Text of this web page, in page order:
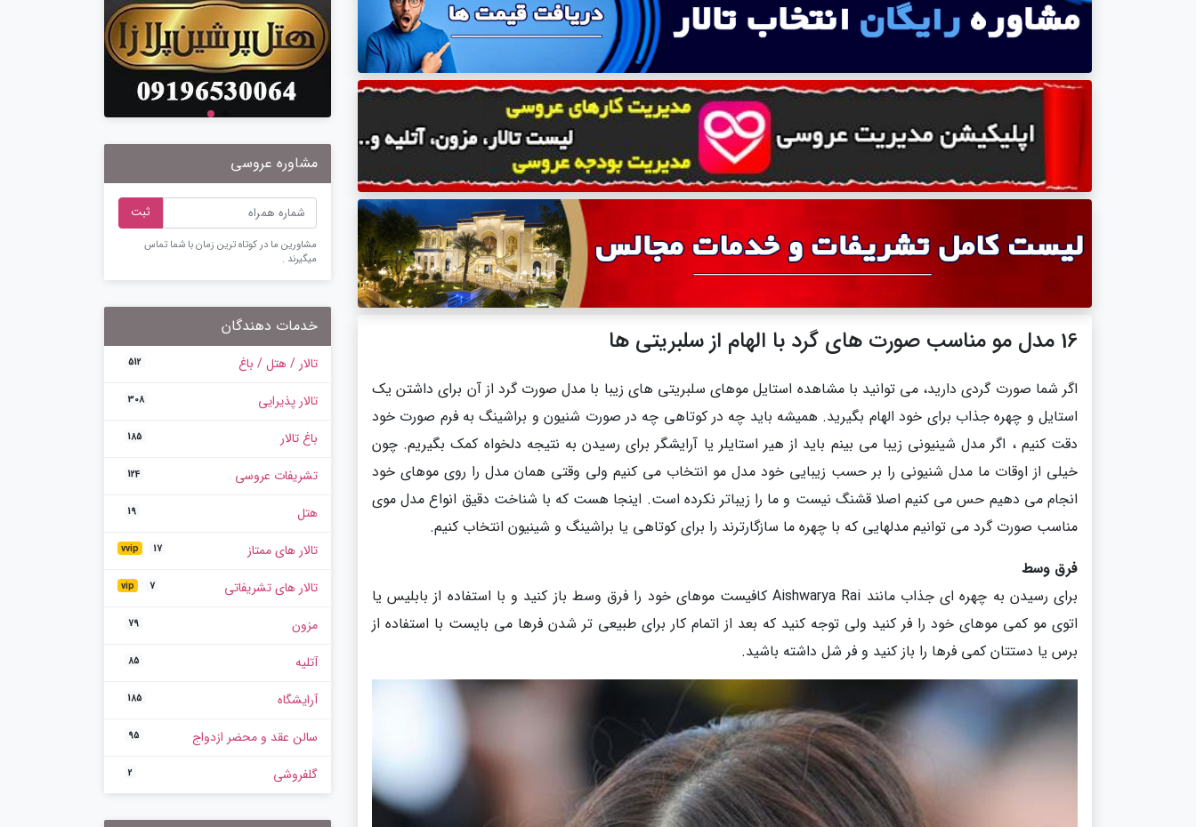
16 مدل مو مناسب صورت های گرد با الهام از سلبریتی ها
اگر شما صورت گردی دارید، می توانید با مشاهده استایل موهای سلبریتی های زیبا با مدل صورت گرد از آن برای داشتن یک
استایل و چهره جذاب برای خود الهام بگیرید. همیشه باید چه در کوتاهی چه در صورت شنیون و براشینگ به فرم صورت خود
دقت کنیم ، اگر مدل شینیونی زیبا می بینم باید از هیر استایلر یا آرایشگر برای رسیدن به نتیجه دلخواه کمک بگیریم. چون
خیلی از اوقات ما مدل شنیونی را بر حسب زیبایی خود مدل مو انتخاب می کنیم ولی وقتی همان مدل را روی موهای خود
انجام می دهیم حس می کنیم اصلا قشنگ نیست و ما را زیباتر نکرده است. اینجا هست که با شناخت دقیق انواع مدل موی
مناسب صورت گرد می توانیم مدلهایی که با چهره ما سازگارترند را برای کوتاهی یا براشینگ و شینیون انتخاب کنیم.
فرق وسط
برای رسیدن به چهره ای جذاب مانند Aishwarya Rai کافیست موهای خود را فرق وسط باز کنید و با استفاده از بابلیس یا
اتوی مو کمی موهای خود را فر کنید ولی توجه کنید که بعد از اتمام کار برای طبیعی تر شدن فرها می بایست با استفاده از
برس یا دستتان کمی فرها را باز کنید و فر شل داشته باشید.
مشاوره عروسی
ثبت
مشاورین ما در کوتاه ترین زمان با شما تماس
میگیرند .
خدمات دهندگان
تالار / هتل / باغ 512
تالار پذیرایی 308
باغ تالار 185
تشریفات عروسی 124
هتل 19
تالار های ممتاز vvip 17
تالار های تشریفاتی vip 7
مزون 79
آتلیه 85
آرایشگاه 185
سالن عقد و محضر ازدواج 95
گلفروشی 2